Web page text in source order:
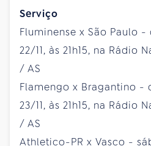
Serviço
Fluminense x São Paulo
22/11, às 21h15, na Rádio
/ AS
Flamengo x Bragantino -
23/11, às 21h15, na Rádio
/ AS
Athletico-PR x Vasco -